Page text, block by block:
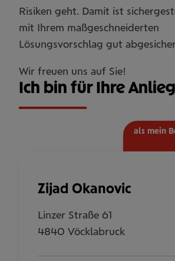
Risiken geht. Damit ist
mit Ihrem maßgeschneiderten
Lösungsvorschlag gut
Wir freuen uns auf Sie!
Ich bin für Ihre
Zijad Okanovic
Linzer Straße 61
4840 Vöcklabruck
als mein